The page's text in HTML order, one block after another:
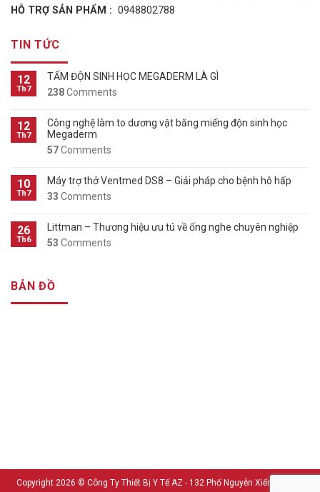
HỖ TRỢ SẢN PHẨM : 0948802788
TIN TỨC
12
Th7
TẤM ĐỘN SINH HỌC MEGADERM LÀ GÌ
238Comments
12
Th7
Công nghệ làm to dương vật bằng miếng độn sinh học
Megaderm
57Comments
10
Th7
Máy trợ thở Ventmed DS8 – Giải pháp cho bệnh hô hấp
33 Comments
26
Th6
Littman – Thương hiệu ưu tú về ống nghe chuyên nghiệp
53 Comments
BẢN ĐỒ
Copyright 2026 © Công Ty Thiết Bị Y Tế AZ - 132 Phố Nguyễn Xiển - Thanh